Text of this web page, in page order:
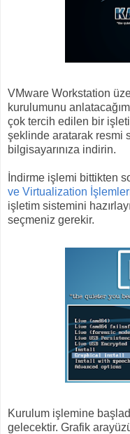
VMware Workstation
kurulumunu
çok tercih edilen bir
şeklinde aratarak resmi
bilgisayarınıza indirin.
İndirme işlemi bittikten
ve Virtualization
işletim sistemini
seçmeniz gerekir.
Kurulum işlemine
gelecektir. Grafik